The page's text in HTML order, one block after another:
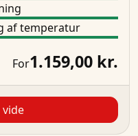
af temperatur
For1.159,00 kr.
vide